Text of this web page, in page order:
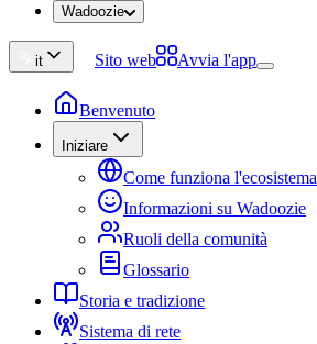
Wadoozie
it Sito web Avvia l'app
Benvenuto
Iniziare
Come funziona l'ecosistema
Informazioni su Wadoozie
Ruoli della comunità
Glossario
Storia e tradizione
Sistema di rete